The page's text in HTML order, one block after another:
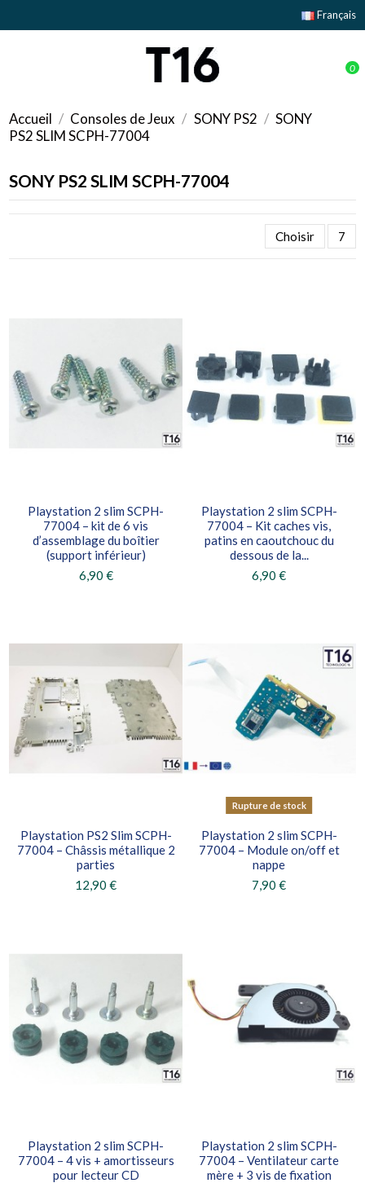
Français
0
Accueil Consoles de Jeux SONY PS2
SONY
PS2 SLIM SCPH-77004
SONY PS2 SLIM SCPH-77004
Choisir 7
Playstation 2 slim SCPH-
77004 – kit de 6 vis
d’assemblage du boîtier
(support inférieur)
6,90 €
Playstation 2 slim SCPH-
77004 – Kit caches vis,
patins en caoutchouc du
dessous de la...
6,90 €
Playstation PS2 Slim SCPH-
77004 – Châssis métallique 2
parties
12,90 €
Rupture de stock
Playstation 2 slim SCPH-
77004 – Module on/off et
nappe
7,90 €
Playstation 2 slim SCPH-
77004 – 4 vis + amortisseurs
pour lecteur CD
Playstation 2 slim SCPH-
77004 – Ventilateur carte
mère + 3 vis de fixation